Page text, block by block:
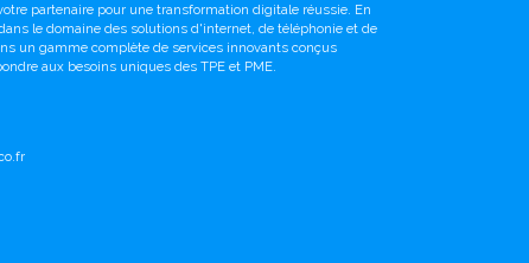
partenaire pour une transformation digitale réussie. En
le domaine des solutions d'internet, de téléphonie et de
un gamme complète de services innovants conçus
aux besoins uniques des TPE et PME.